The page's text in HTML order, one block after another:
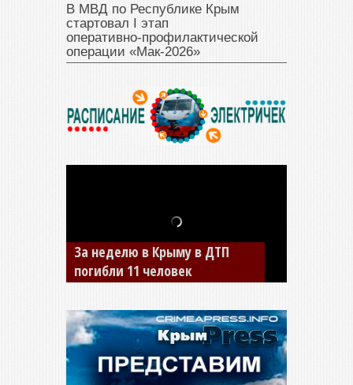
В МВД по Республике Крым
стартовал I этап
оперативно‑профилактической
операции «Мак‑2026»
В Джанкое водитель ВАЗа
сбил двух детей на «зебре»